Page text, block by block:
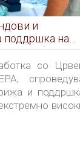
и
поддршка на
бран
со
и